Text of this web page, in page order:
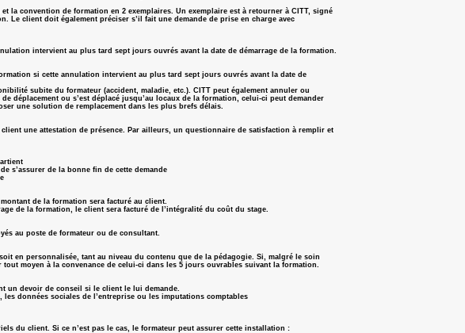
la convention de formation en 2 exemplaires. Un exemplaire est à retourner à CITT, signé
Le client doit également préciser s’il fait une demande de prise en charge avec
intervient au plus tard sept jours ouvrés avant la date de démarrage de la formation.
si cette annulation intervient au plus tard sept jours ouvrés avant la date de
subite du formateur (accident, maladie, etc.). CITT peut également annuler ou
déplacement ou s’est déplacé jusqu’au locaux de la formation, celui-ci peut demander
une solution de remplacement dans les plus brefs délais.
une attestation de présence. Par ailleurs, un questionnaire de satisfaction à remplir et
s’assurer de la bonne fin de cette demande
de la formation sera facturé au client.
de la formation, le client sera facturé de l’intégralité du coût du stage.
au poste de formateur ou de consultant.
en personnalisée, tant au niveau du contenu que de la pédagogie. Si, malgré le soin
moyen à la convenance de celui-ci dans les 5 jours ouvrables suivant la formation.
un devoir de conseil si le client le lui demande.
données sociales de l’entreprise ou les imputations comptables
du client. Si ce n’est pas le cas, le formateur peut assurer cette installation :